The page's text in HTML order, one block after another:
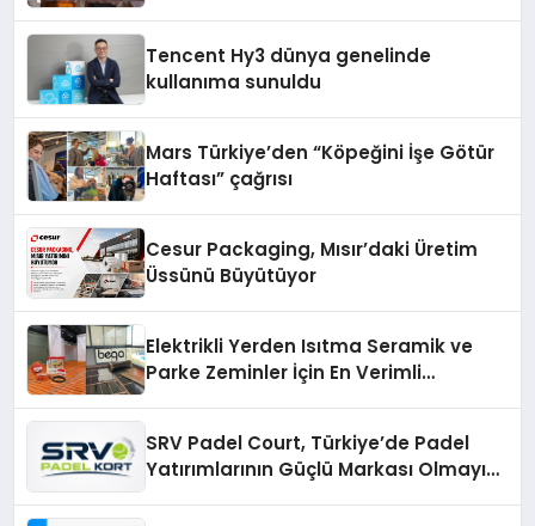
Tencent Hy3 dünya genelinde
kullanıma sunuldu
Mars Türkiye’den “Köpeğini İşe Götür
Haftası” çağrısı
Cesur Packaging, Mısır’daki Üretim
Üssünü Büyütüyor
Elektrikli Yerden Isıtma Seramik ve
Parke Zeminler İçin En Verimli
SRV Padel Court, Türkiye’de Padel
Yatırımlarının Güçlü Markası Olmayı